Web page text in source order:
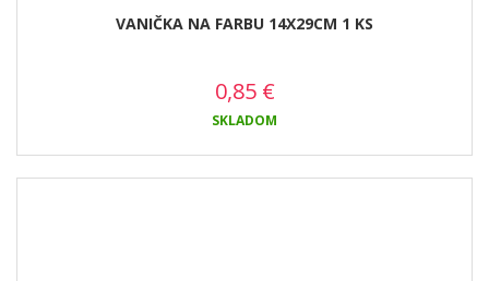
VANIČKA NA FARBU 14X29CM 1 KS
0,85 €
SKLADOM